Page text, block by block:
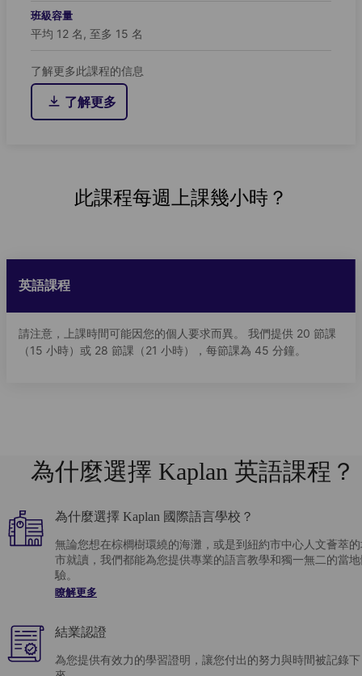
班級容量
平均 12 名, 至多 15 名
了解更多此課程的信息
了解更多
此課程每週上課幾小時？
英語課程
請注意，上課時間可能因您的個人要求而異。 我們提供 20 節課
（15 小時）或 28 節課（21 小時），每節課為 45 分鐘。
為什麼選擇 Kaplan 英語課程？
為什麼選擇 Kaplan 國際語言學校？
無論您想在棕櫚樹環繞的海灘，或是到紐約市中心人文薈萃
市就讀，我們都能為您提供專業的語言教學和獨一無二的當
驗。
瞭解更多
結業認證
為您提供有效力的學習證明，讓您付出的努力與時間被記錄下